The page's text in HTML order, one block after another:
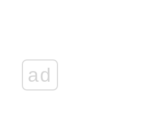
ad